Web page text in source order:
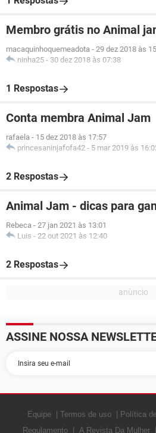
Membro grátis no Animal
macaquinhoquemeadota - 29 dez 2018 às
ninha25 - 30 dez 2018 às 07:38
1 Respostas
Conta membra Animal Jam
rafaela - 15 dez 2018 às 17:57
princesaninjafofa42 - 5 mar 2019 às
2 Respostas
Animal Jam - dicas para
Rebeca - 27 jan 2021 às 13:01
Luis - 22 out 2021 às 12:40
2 Respostas
ASSINE NOSSA
Equipe Termos de uso Política
Regulamento
A Revista Da Mulher